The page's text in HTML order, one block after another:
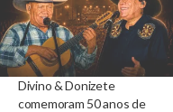
Divino & Donizete
comemoram 50 anos de